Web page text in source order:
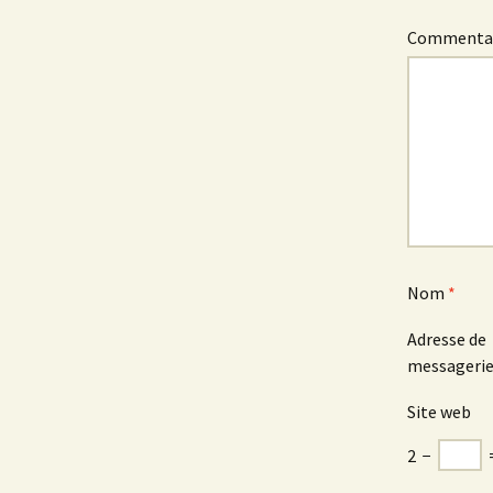
Nom *
Adresse de
messagerie
Site web
2 −